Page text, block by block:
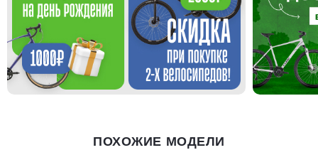
ПОХОЖИЕ МОДЕЛИ